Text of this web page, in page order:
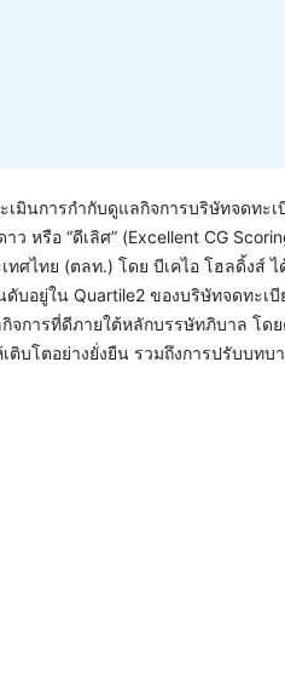
มินการกำกับดูแลกิจการบริษัทจดทะ
ว หรือ “ดีเลิศ” (Excellent CG
ศไทย (ตลท.) โดย บีเคไอ โฮลดิ้งส์
อยู่ใน Quartile2 ของบริษัทจดทะเ
การที่ดีภายใต้หลักบรรษัทภิบาล โด
ติบโตอย่างยั่งยืน รวมถึงการปรับบท